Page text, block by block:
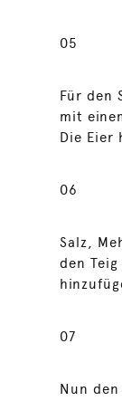
05
Für den
mit
Die Eier
06
Salz,
den
07
Nun